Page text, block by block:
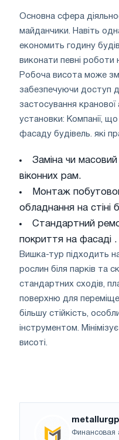
Основна сфера
майданчики. Навіть
економить годину
виконати певні роботи
Робоча висота може
забезпечуючи доступ
застосування
установки: Компанії,
фасаду будівель. які
Заміна чи
віконних рам.
Монтаж
обладнання на стіні
Стандартний
покриття на фасаді .
Вишка-тур підходить
рослин біля парків та
стандартних сходів,
поверхню для
більшу стійкість,
інструментом.
висоті.
Финансовая